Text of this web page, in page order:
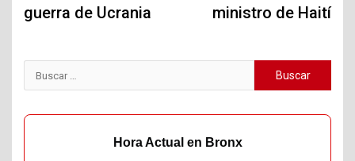
guerra de Ucrania
ministro de Haití
Buscar:
Hora Actual en Bronx